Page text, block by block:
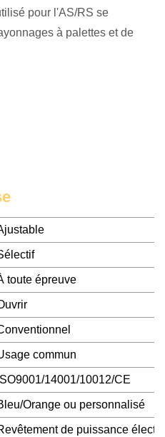
pour l'AS/RS se
à palettes et de
toute épreuve
commun
ISO9001/14001/10012/CE
Orange ou personnalisé
de puissance